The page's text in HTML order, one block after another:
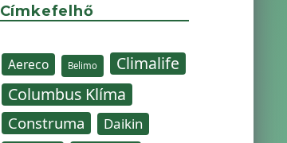
Címkefelhő
Aereco Belimo
Climalife
Columbus Klíma
Construma Daikin